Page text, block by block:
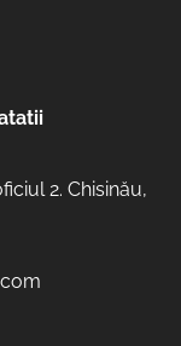
2. Chisinău,